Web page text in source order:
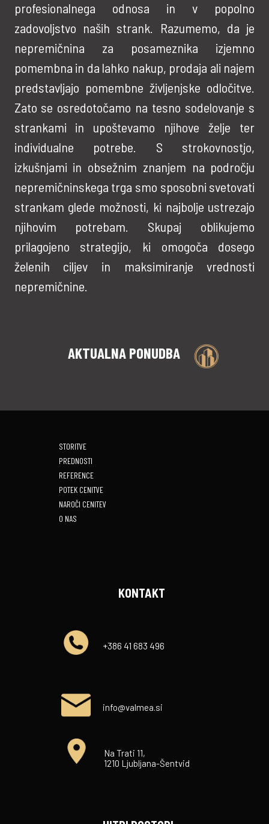
profesionalnega odnosa in v popolno
zadovoljstvo naših strank. Razumemo, da je
nepremičnina za posameznika izjemno
pomembna in da lahko nakup, prodaja ali najem
predstavljajo pomembne življenjske odločitve.
Zato se osredotočamo na tesno sodelovanje s
strankami in upoštevamo njihove želje ter
individualne potrebe. S strokovnostjo,
izkušnjami in obsežnim znanjem na področju
nepremičninskega trga smo sposobni svetovati
strankam glede možnosti, ki najbolje ustrezajo
njihovim potrebam. Skupaj oblikujemo
prilagojeno strategijo, ki omogoča dosego
želenih ciljev in maksimiranje vrednosti
nepremičnine.
AKTUALNA PONUDBA
STORITVE
PREDNOSTI
REFERENCE
POTEK CENITVE
NAROČI CENITEV
O NAS
KONTAKT
+386 41 683 496
info@valmea.si
Na Trati 11,
1210 Ljubljana-Šentvid